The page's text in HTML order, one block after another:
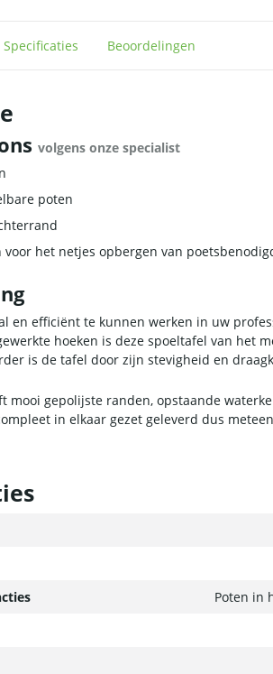
Specificaties Beoordelingen
volgens onze specialist
poten
voor het netjes opbergen van
en efficiënt te kunnen werken in uw
hoeken is deze spoeltafel van het
is de tafel door zijn stevigheid en
mooi gepolijste randen, opstaande
in elkaar gezet geleverd dus
Poten in